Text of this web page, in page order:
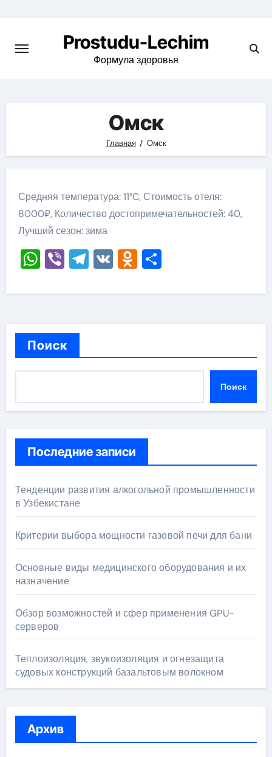
содержимому
Prostudu-Lechim
Формула здоровья
Омск
Главная Омск
Средняя температура: 11°C, Стоимость отеля:
8000₽, Количество достопримечательностей: 40,
Лучший сезон: зима
WhatsApp
ViberTelegram
VKOdnoklassniki
Отправить
Поиск
Поиск
Последние записи
Тенденции развития алкогольной промышленности
в Узбекистане
Критерии выбора мощности газовой печи для бани
Основные виды медицинского оборудования и их
назначение
Обзор возможностей и сфер применения GPU-
серверов
Теплоизоляция, звукоизоляция и огнезащита
судовых конструкций базальтовым волокном
Архив